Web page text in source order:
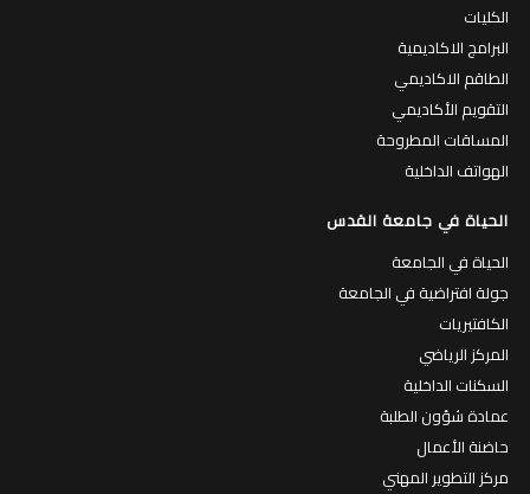
الكليات
البرامج الاكاديمية
الطاقم الاكاديمي
التقويم الأكاديمي
المساقات المطروحة
الهواتف الداخلية
الحياة في جامعة القدس
الحياة في الجامعة
جولة افتراضية في الجامعة
الكافتيريات
المركز الرياضي
السكنات الداخلية
عمادة شؤون الطلبة
حاضنة الأعمال
مركز التطوير المهني